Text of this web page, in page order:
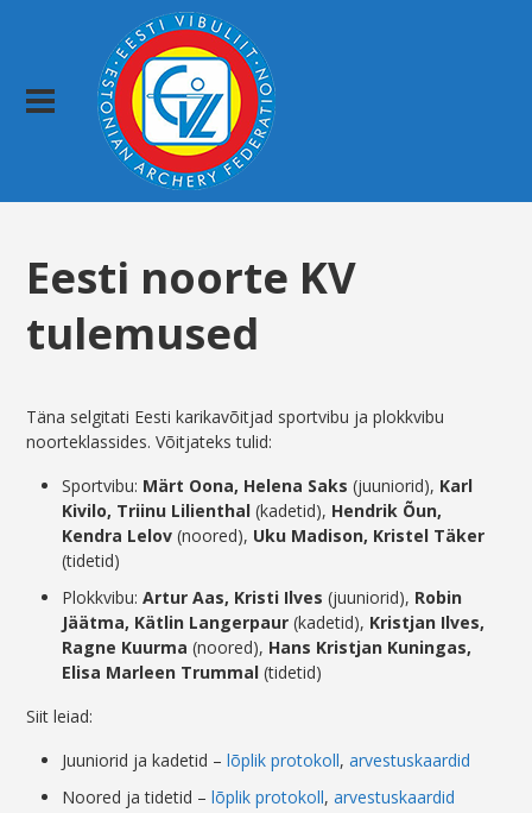
Eesti noorte KV
tulemused
Täna selgitati Eesti karikavõitjad sportvibu ja plokkvibu
noorteklassides. Võitjateks tulid:
Sportvibu: Märt Oona, Helena Saks (juuniorid), Karl
Kivilo, Triinu Lilienthal (kadetid), Hendrik Õun,
Kendra Lelov (noored), Uku Madison, Kristel Täker
(tidetid)
Plokkvibu:Artur Aas, Kristi Ilves (juuniorid), Robin
Jäätma, Kätlin Langerpaur (kadetid), Kristjan Ilves,
Ragne Kuurma (noored), Hans Kristjan Kuningas,
Elisa Marleen Trummal (tidetid)
Siit leiad:
Juuniorid ja kadetid –lõplik protokoll,arvestuskaardid
Noored ja tidetid –lõplik protokoll,arvestuskaardid